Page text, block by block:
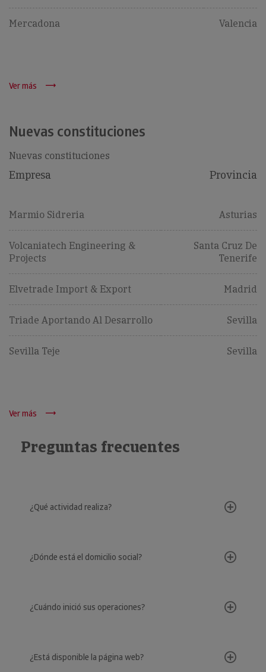
Mercadona Valencia
Ver más
Nuevas constituciones
Nuevas constituciones
Empresa Provincia
Marmio Sidreria Asturias
Volcaniatech Engineering &
Projects
Santa Cruz De
Tenerife
Elvetrade Import & Export Madrid
Triade Aportando Al Desarrollo Sevilla
Sevilla Teje Sevilla
Ver más
Preguntas frecuentes
¿Qué actividad realiza?
¿Dónde está el domicilio social?
¿Cuándo inició sus operaciones?
¿Está disponible la página web?